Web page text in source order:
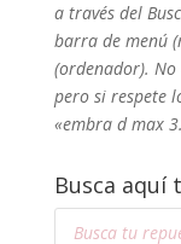
a través del
barra de menú
(ordenador). No
pero si respete
«embra d max
Busca aquí
Búsqueda